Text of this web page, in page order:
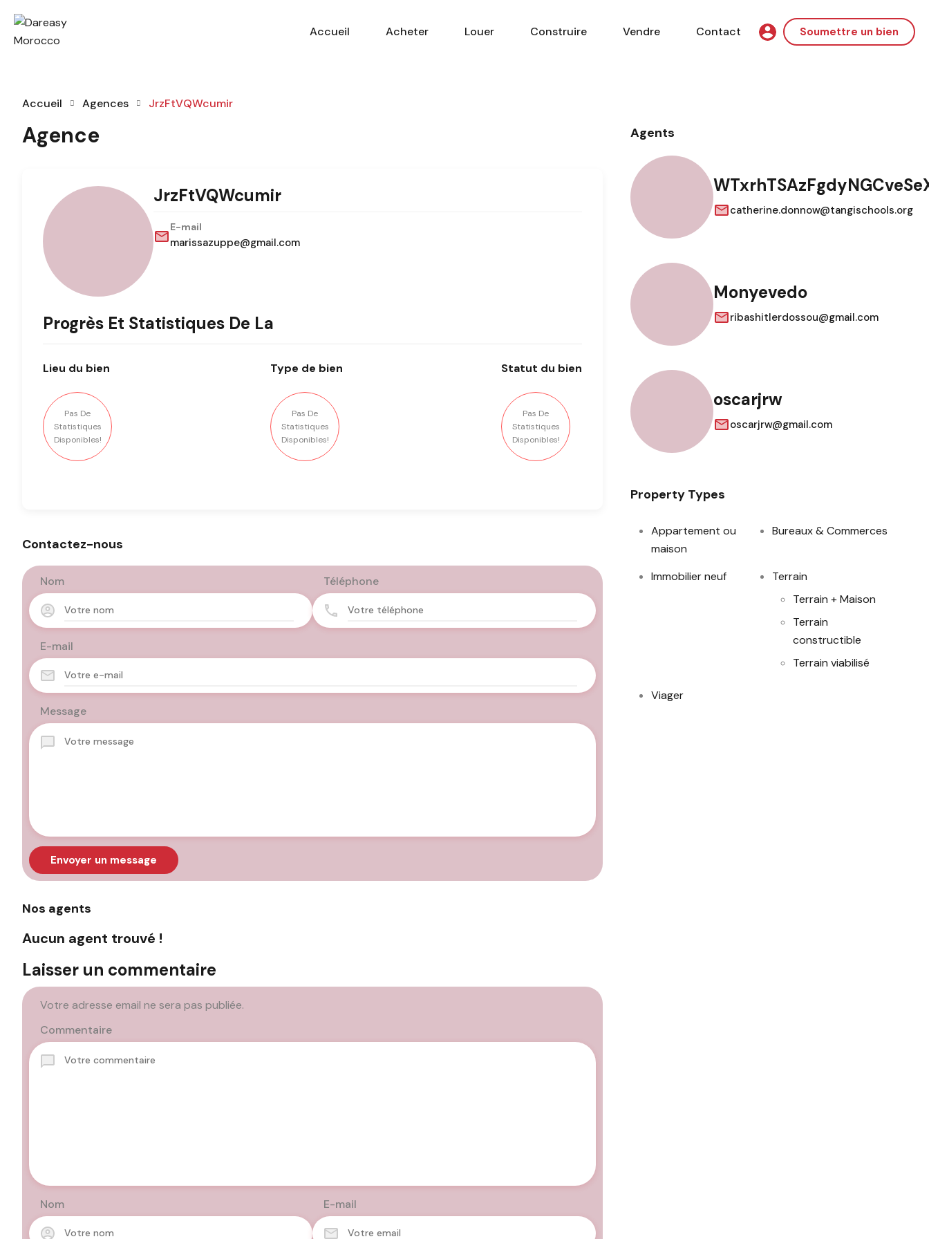
Accueil Acheter Louer Construire Vendre Contact Soumettre un bien
Accueil Agences JrzFtVQWcumir
Agence
JrzFtVQWcumir
E-mail
marissazuppe@gmail.com
Progrès Et Statistiques De La
Lieu du bien
Pas De
Statistiques
Disponibles!
Type de bien
Pas De
Statistiques
Disponibles!
Statut du bien
Pas De
Statistiques
Disponibles!
Contactez-nous
Nom Téléphone
E-mail
Message
Envoyer un message
Nos agents
Aucun agent trouvé !
Laisser un commentaire
Votre adresse email ne sera pas publiée.
Commentaire
Nom E-mail
Agents
catherine.donnow@tangischools.org
Monyevedo
ribashitlerdossou@gmail.com
oscarjrw
oscarjrw@gmail.com
Property Types
Appartement ou
maison
Bureaux & Commerces
Immobilier neuf
Terrain
Terrain + Maison
Terrain
constructible
Terrain viabilisé
Viager